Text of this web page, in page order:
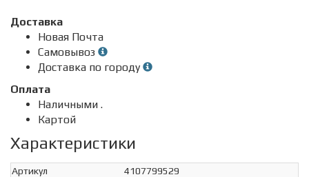
Доставка
Новая Почта
Самовывоз
Доставка по городу
Оплата
Наличными .
Картой
Характеристики
Артикул
4107799529